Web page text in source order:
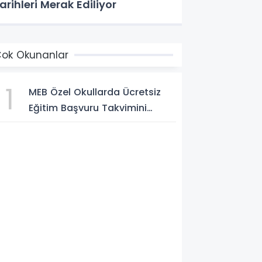
Merak Ediliyor
Okunanlar
1
MEB Özel Okullarda Ücretsiz
Eğitim Başvuru Takvimini